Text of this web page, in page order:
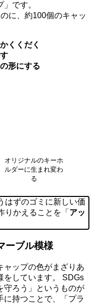
です。
に、約100個のキャッ
くくだく
形にする
オリジナルのキーホ
ルダーに生まれ変わ
る
はずのゴミに新しい価
りかえることを「 アッ
ーブル模様
ャップの色がまざりあ
をしています。 SDGs
守ろう」というものが
に持つことで、「プラ